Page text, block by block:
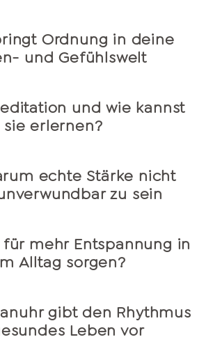
Ordnung in deine
und Gefühlswelt
und wie kannst
erlernen?
echte Stärke nicht
zu sein
mehr Entspannung in
Alltag sorgen?
gibt den Rhythmus
Leben vor